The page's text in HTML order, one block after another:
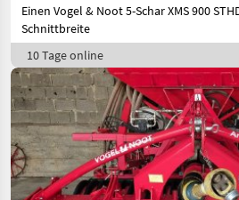
Einen Vogel & Noot 5-Schar XMS 900
Schnittbreite
10 Tage online